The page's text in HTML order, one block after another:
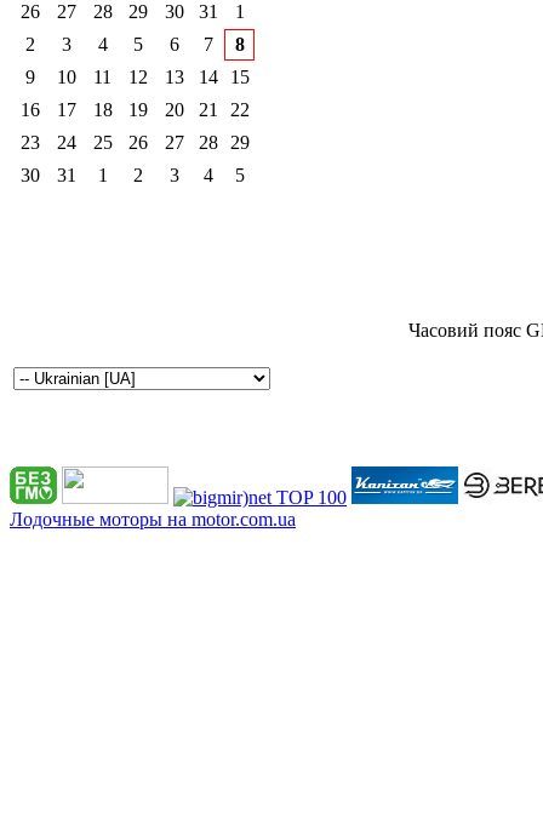
26
27 28 29 30 31
1
2
3 4 5 6 7
8
9
10 11 12 13 14
15
16
17 18 19 20 21
22
23
24 25 26 27 28
29
30
31 1 2 3 4 5
Часовий пояс
Лодочные моторы на motor.com.ua